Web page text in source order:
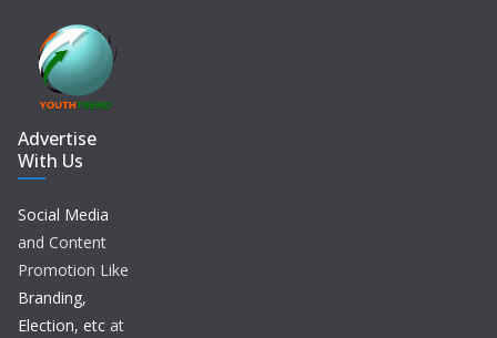
Advertise
With Us
Social Media
and Content
Promotion Like
Branding,
Election, etc at